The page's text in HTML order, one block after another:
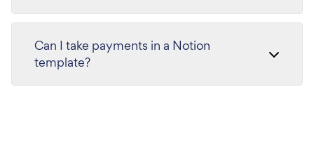
Can I take payments in a Notion
template?